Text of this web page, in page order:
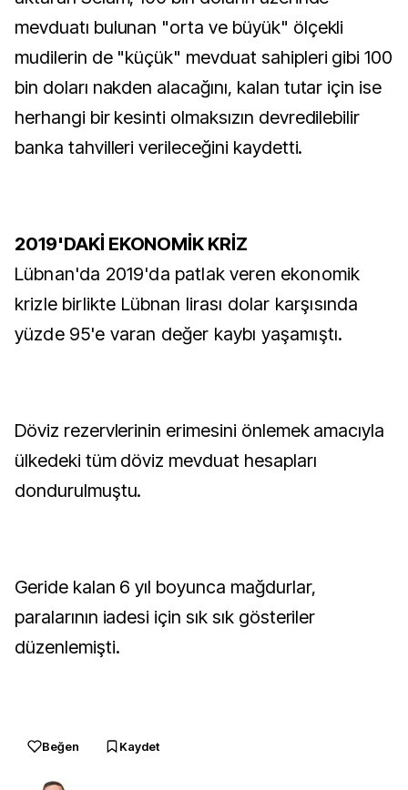
mevduatı bulunan "orta ve büyük" ölçekli
mudilerin de "küçük" mevduat sahipleri gibi 100
bin doları nakden alacağını, kalan tutar için ise
herhangi bir kesinti olmaksızın devredilebilir
banka tahvilleri verileceğini kaydetti.
2019'DAKİ EKONOMİK KRİZ
Lübnan'da 2019'da patlak veren ekonomik
krizle birlikte Lübnan lirası dolar karşısında
yüzde 95'e varan değer kaybı yaşamıştı.
Döviz rezervlerinin erimesini önlemek amacıyla
ülkedeki tüm döviz mevduat hesapları
dondurulmuştu.
Geride kalan 6 yıl boyunca mağdurlar,
paralarının iadesi için sık sık gösteriler
düzenlemişti.
Beğen Kaydet